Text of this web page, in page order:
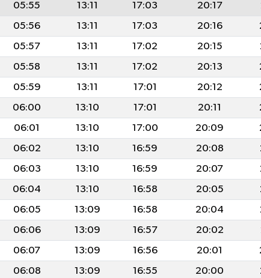
05:55 13:11 17:03 20:17
05:56 13:11 17:03 20:16
05:57 13:11 17:02 20:15
05:58 13:11 17:02 20:13
05:59 13:11 17:01 20:12
06:00 13:10 17:01 20:11
06:01 13:10 17:00 20:09
06:02 13:10 16:59 20:08
06:03 13:10 16:59 20:07
06:04 13:10 16:58 20:05
06:05 13:09 16:58 20:04
06:06 13:09 16:57 20:02
06:07 13:09 16:56 20:01
06:08 13:09 16:55 20:00